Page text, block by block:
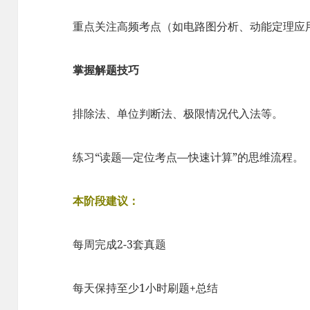
重点关注高频考点（如电路图分析、动能定理应
掌握解题技巧
排除法、单位判断法、极限情况代入法等。
练习“读题—定位考点—快速计算”的思维流程。
本阶段建议：
每周完成2-3套真题
每天保持至少1小时刷题+总结